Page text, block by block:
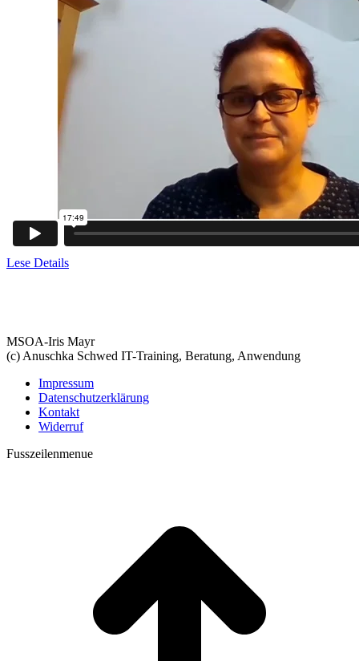
Lese Details
MSOA-Iris Mayr
(c) Anuschka Schwed IT-Training, Beratung, Anwendung
Impressum
Datenschutzerklärung
Kontakt
Widerruf
Fusszeilenmenue